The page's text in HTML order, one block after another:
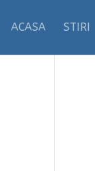
ACASA STIRI